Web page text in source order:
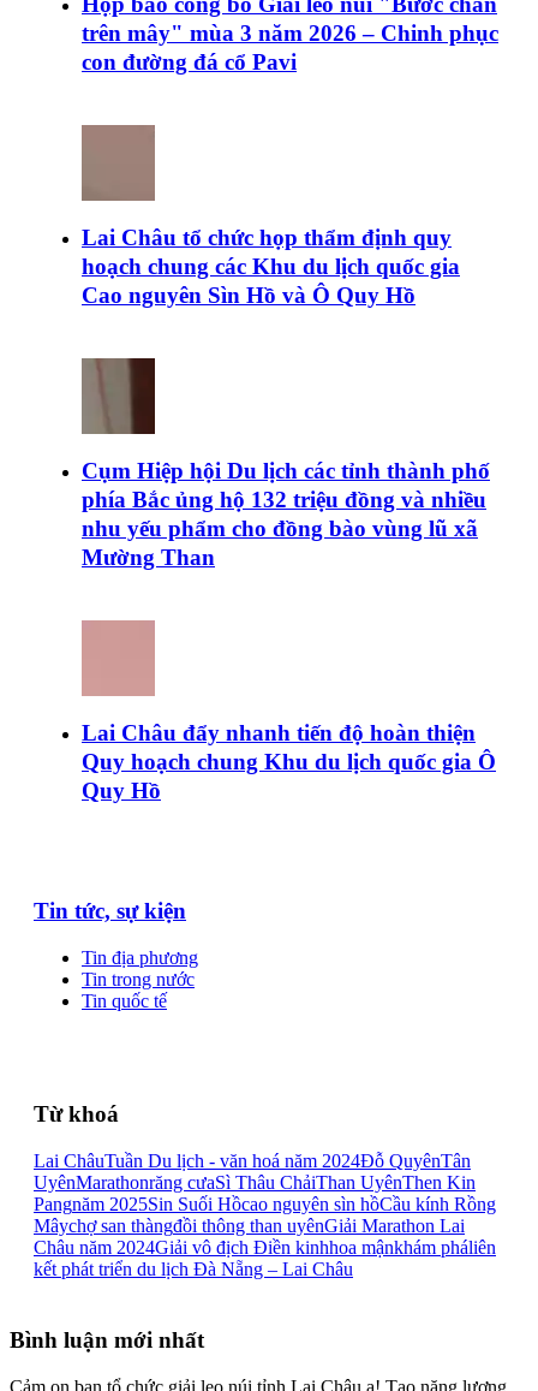
trên mây" mùa 3 năm 2026 – Chinh phục
con đường đá cổ Pavi
Lai Châu tổ chức họp thẩm định quy
hoạch chung các Khu du lịch quốc gia
Cao nguyên Sìn Hồ và Ô Quy Hồ
Cụm Hiệp hội Du lịch các tỉnh thành phố
phía Bắc ủng hộ 132 triệu đồng và nhiều
nhu yếu phẩm cho đồng bào vùng lũ xã
Mường Than
Lai Châu đẩy nhanh tiến độ hoàn thiện
Quy hoạch chung Khu du lịch quốc gia Ô
Quy Hồ
Tin tức, sự kiện
Tin địa phương
Tin trong nước
Tin quốc tế
Từ khoá
Lai ChâuTuần Du lịch - văn hoá năm 2024Đỗ QuyênTân
UyênMarathonrăng cưaSì Thâu ChảiThan UyênThen Kin
Pangnăm 2025Sin Suối Hồcao nguyên sìn hồCầu kính Rồng
Mâychợ san thàngđồi thông than uyênGiải Marathon Lai
Châu năm 2024Giải vô địch Điền kinhhoa mậnkhám pháliên
kết phát triển du lịch Đà Nẵng – Lai Châu
Bình luận mới nhất
Cảm on ban tổ chức giải leo núi tỉnh Lai Châu ạ! Tạo năng lượng